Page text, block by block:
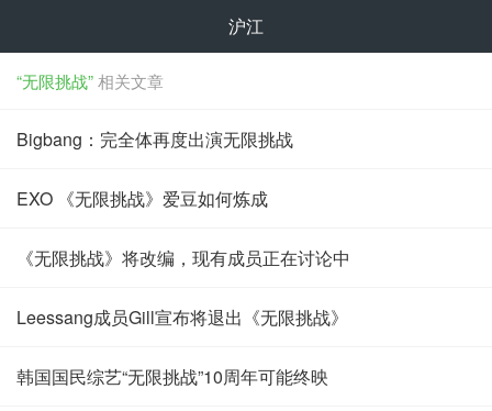
沪江
“无限挑战”相关文章
Bigbang：完全体再度出演无限挑战
EXO 《无限挑战》爱豆如何炼成
《无限挑战》将改编，现有成员正在讨论中
Leessang成员Gill宣布将退出《无限挑战》
韩国国民综艺“无限挑战”10周年可能终映